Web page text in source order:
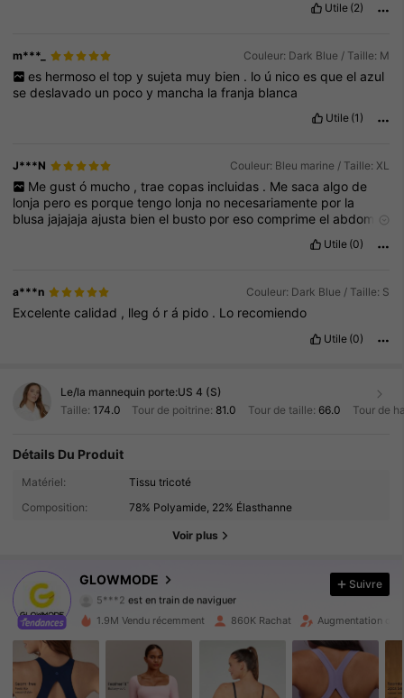
Utile (2)
m***_ Couleur: Dark Blue / Taille: M
es hermoso el top y sujeta muy bien . lo ú nico es que el azul
sedeslavado un pocoy mancha lafranja blanca
Utile (1)
J***N Couleur: Bleu marine / Taille: XL
Me gust ó mucho , trae copas incluidas . Me saca algo de
lonja peroes porquetengo lonja no necesariamente por la
blusa jajajaja ajusta bienel busto poresocomprimeel abdomen
Utile (0)
a***n Couleur: Dark Blue / Taille: S
Excelentecalidad , llegó r á pido . Lo recomiendo
Utile (0)
Le/la mannequin porte:US 4 (S)
Taille: 174.0 Tour de poitrine: 81.0 Tour de taille: 66.0 Tour de
Détails Du Produit
Matériel:
Tissu tricoté
Composition:
78% Polyamide, 22% Élasthanne
Voir plus
GLOWMODE
2.2M Suiveurs
5***2 est en train de naviguer
2.2M Suiveurs
4.92 2.2M Suiveurs
Suivre
1.9M Vendu récemment 860K Rachat Augmentation du